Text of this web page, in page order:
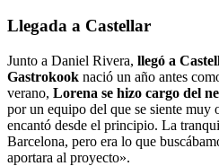
Llegada a Castellar
Junto a Daniel Rivera, llegó a
Gastrokook nació un año antes
verano, Lorena se hizo cargo del
por un equipo del que se siente
encantó desde el principio. La
Barcelona, pero era lo que
aportara al proyecto».